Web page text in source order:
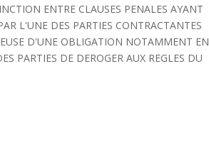
ENTRE CLAUSES PENALES AYANT
L'UNE DES PARTIES CONTRACTANTES
D'UNE OBLIGATION NOTAMMENT EN
PARTIES DE DEROGER AUX REGLES DU